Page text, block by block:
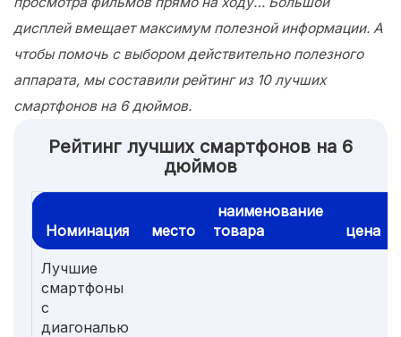
дисплей вмещает максимум полезной информации. А
чтобы помочь с выбором действительно полезного
аппарата, мы составили рейтинг из 10 лучших
смартфонов на 6 дюймов.
Рейтинг лучших смартфонов на 6
дюймов
Номинация место
наименование
товара
цена
Лучшие
смартфоны
с
диагональю